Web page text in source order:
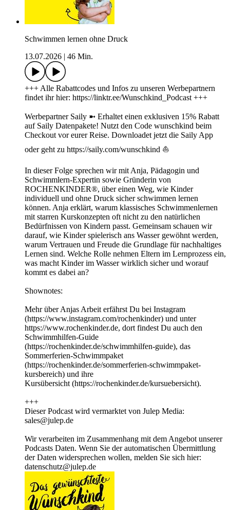
Schwimmen lernen ohne Druck
13.07.2026
46 Min.
+++ Alle Rabattcodes und Infos zu unseren Werbepartnern
findet ihr hier: https://linktr.ee/Wunschkind_Podcast +++
Werbepartner Saily ➼ Erhaltet einen exklusiven 15% Rabatt
auf Saily Datenpakete! Nutzt den Code wunschkind beim
Checkout vor eurer Reise. Downloadet jetzt die Saily App
oder geht zu https://saily.com/wunschkind ⛵
In dieser Folge sprechen wir mit Anja, Pädagogin und
Schwimmlern-Expertin sowie Gründerin von
ROCHENKINDER®, über einen Weg, wie Kinder
individuell und ohne Druck sicher schwimmen lernen
können. Anja erklärt, warum klassisches Schwimmenlernen
mit starren Kurskonzepten oft nicht zu den natürlichen
Bedürfnissen von Kindern passt. Gemeinsam schauen wir
darauf, wie Kinder spielerisch ans Wasser gewöhnt werden,
warum Vertrauen und Freude die Grundlage für nachhaltiges
Lernen sind. Welche Rolle nehmen Eltern im Lernprozess ein,
was macht Kinder im Wasser wirklich sicher und worauf
kommt es dabei an?
Shownotes:
Mehr über Anjas Arbeit erfährst Du bei Instagram
(https://www.instagram.com/rochenkinder) und unter
https://www.rochenkinder.de, dort findest Du auch den
Schwimmhilfen-Guide
(https://rochenkinder.de/schwimmhilfen-guide), das
Sommerferien-Schwimmpaket
(https://rochenkinder.de/sommerferien-schwimmpaket-
kursbereich) und ihre
Kursübersicht (https://rochenkinder.de/kursuebersicht).
+++
Dieser Podcast wird vermarktet von Julep Media:
sales@julep.de
Wir verarbeiten im Zusammenhang mit dem Angebot unserer
Podcasts Daten. Wenn Sie der automatischen Übermittlung
der Daten widersprechen wollen, melden Sie sich hier:
datenschutz@julep.de